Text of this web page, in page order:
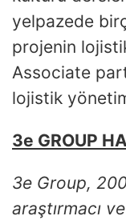
yelpazede
projenin
Associate
lojistik
3e GROUP
3e Group,
araştırmacı